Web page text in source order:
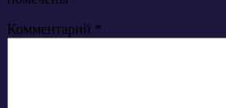
Комментарий *